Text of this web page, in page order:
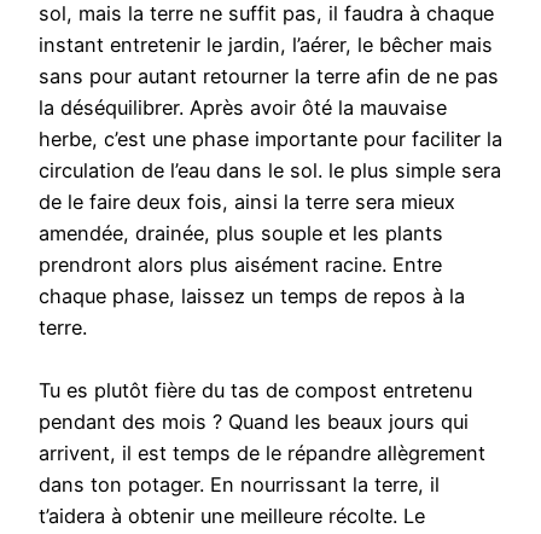
sol, mais la terre ne suffit pas, il faudra à chaque
instant entretenir le jardin, l’aérer, le bêcher mais
sans pour autant retourner la terre afin de ne pas
la déséquilibrer. Après avoir ôté la mauvaise
herbe, c’est une phase importante pour faciliter la
circulation de l’eau dans le sol. le plus simple sera
de le faire deux fois, ainsi la terre sera mieux
amendée, drainée, plus souple et les plants
prendront alors plus aisément racine. Entre
chaque phase, laissez un temps de repos à la
terre.
Tu es plutôt fière du tas de compost entretenu
pendant des mois ? Quand les beaux jours qui
arrivent, il est temps de le répandre allègrement
dans ton potager. En nourrissant la terre, il
t’aidera à obtenir une meilleure récolte. Le